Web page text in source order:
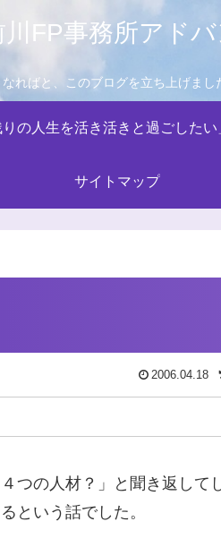
ればと、このブログを立ち上げまし
りの人生を活き活きと過ごした
サイトマップ
2006.04.18
つの人材？」と聞き返して
という話でした。